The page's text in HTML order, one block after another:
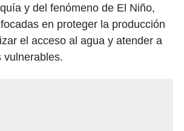
y del fenómeno de El Niño,
en proteger la producción
el acceso al agua y atender a
vulnerables.